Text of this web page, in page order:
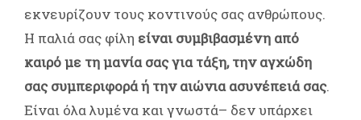
εκνευρίζουν τους κοντινούς σας ανθρώπους.
Η παλιά σας φίλη είναι συμβιβασμένη από
καιρό με τη μανία σας για τάξη, την αγχώδη
σας συμπεριφορά ή την αιώνια ασυνέπειά σας.
Είναι όλα λυμένα και γνωστά– δεν υπάρχει